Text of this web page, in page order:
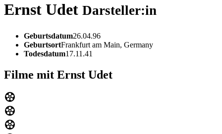
Ernst Udet Darsteller:in
Geburtsdatum26.04.96
GeburtsortFrankfurt am Main, Germany
Todesdatum17.11.41
Filme mit Ernst Udet